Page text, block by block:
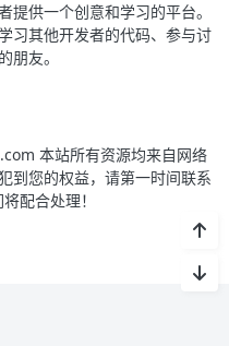
供一个创意和学习的平台。
习其他开发者的代码、参与讨
朋友。
本站所有资源均来自网络
到您的权益，请第一时间联系
配合处理！